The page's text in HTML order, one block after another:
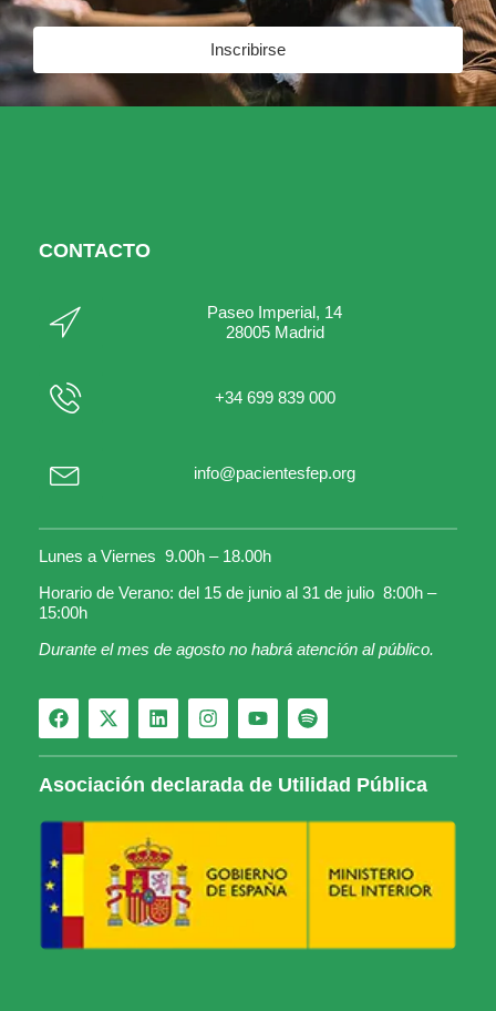
Inscribirse
CONTACTO
Paseo Imperial, 14
28005 Madrid
+34 699 839 000
info@pacientesfep.org
Lunes a Viernes 9.00h – 18.00h
Horario de Verano: del 15 de junio al 31 de julio 8:00h –
15:00h
Durante el mes de agosto no habrá atención al público.
Asociación declarada de Utilidad Pública